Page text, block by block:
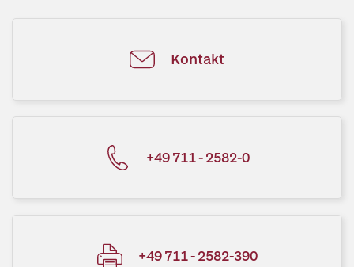
Kontakt
+49 711 - 2582-0
+49 711 - 2582-390